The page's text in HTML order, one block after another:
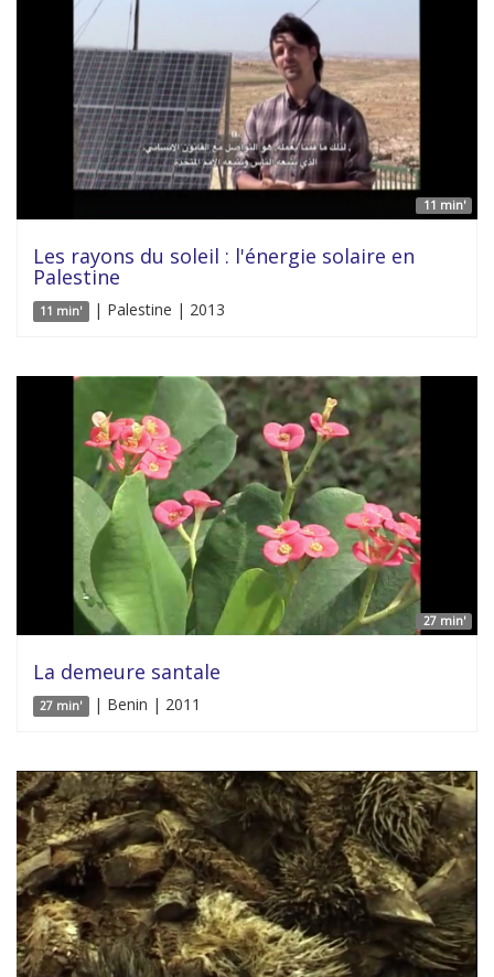
11 min'
Les rayons du soleil : l'énergie solaire en
Palestine
11 min' | Palestine | 2013
27 min'
La demeure santale
27 min' | Benin | 2011